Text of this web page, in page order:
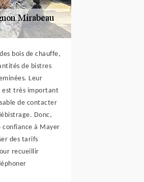
bois de chauffe,
de bistres
Leur
est très important
de contacter
Donc,
confiance à Mayer
des tarifs
recueillir